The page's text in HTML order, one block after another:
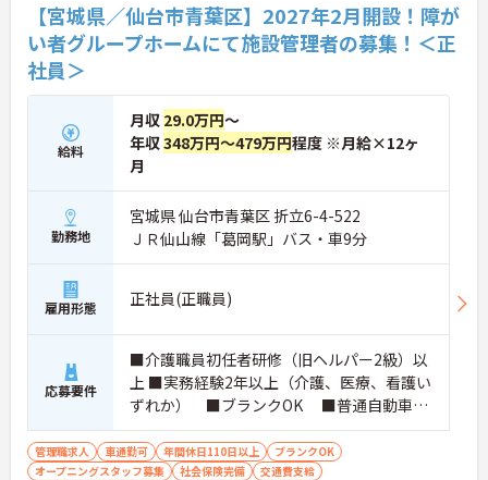
【宮城県／仙台市青葉区】2027年2月開設！障が
い者グループホームにて施設管理者の募集！＜正
社員＞
給料
月収 29.0万円～
年収348万円～479万円程度 ※月給×12ヶ
月
勤務地
宮城県 仙台市青葉区 折立6-4-522
ＪＲ仙山線「葛岡駅」バス・車9分
雇用形態 正社員(正職員)
応募要件
■介護職員初任者研修（旧ヘルパー2級）以
上 ■実務経験2年以上（介護、医療、看護い
ずれか） ■ブランクOK ■普通自動車運
転免許(AT限定可) ※管理業務に就かれて
いた方歓迎
管理職求人 車通勤可 年間休日110日以上
ブランクOK
オープニングスタッフ募集
社会保険完備 交通費支給